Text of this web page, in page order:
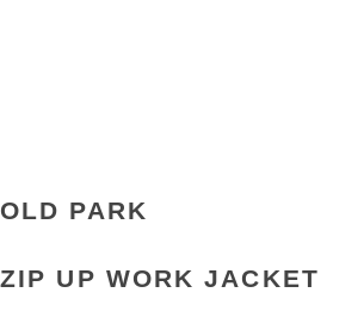
OLD PARK
ZIP UP WORK JACKET